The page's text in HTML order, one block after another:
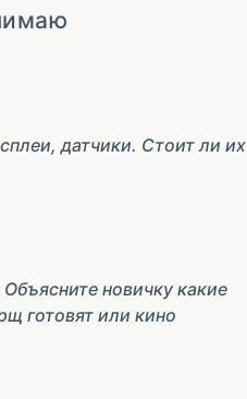
датчики. Стоит ли их
новичку какие
готовят или кино